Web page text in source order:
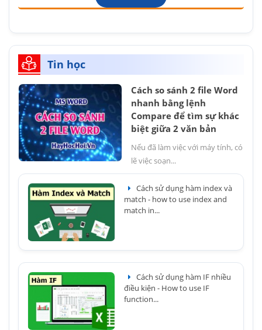
Tin học
Cách so sánh 2 file Word
nhanh bằng lệnh
Compare để tìm sự khác
biệt giữa 2 văn bản
Nếu đã làm việc với máy tính, có
lẽ việc soạn...
Cách sử dụng hàm index và
match - how to use index and
match in...
Cách sử dụng hàm IF nhiều
điều kiện - How to use IF
function...